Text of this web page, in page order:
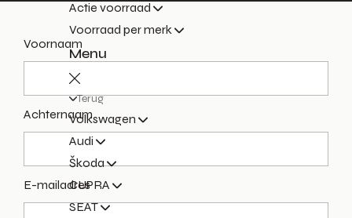
Actie voorraad
Voorraad per merk
Menu
Terug
Volkswagen
Audi
Škoda
CUPRA
SEAT
Voornaam
Achternaam
E-mailadres